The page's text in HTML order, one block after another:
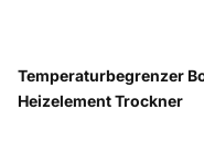
Temperaturbegrenzer
Heizelement Trockner